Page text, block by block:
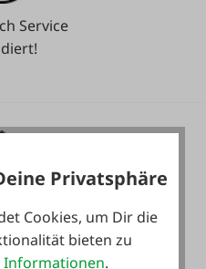
Service
Privatsphäre
Cookies, um Dir die
bieten zu
Informationen.